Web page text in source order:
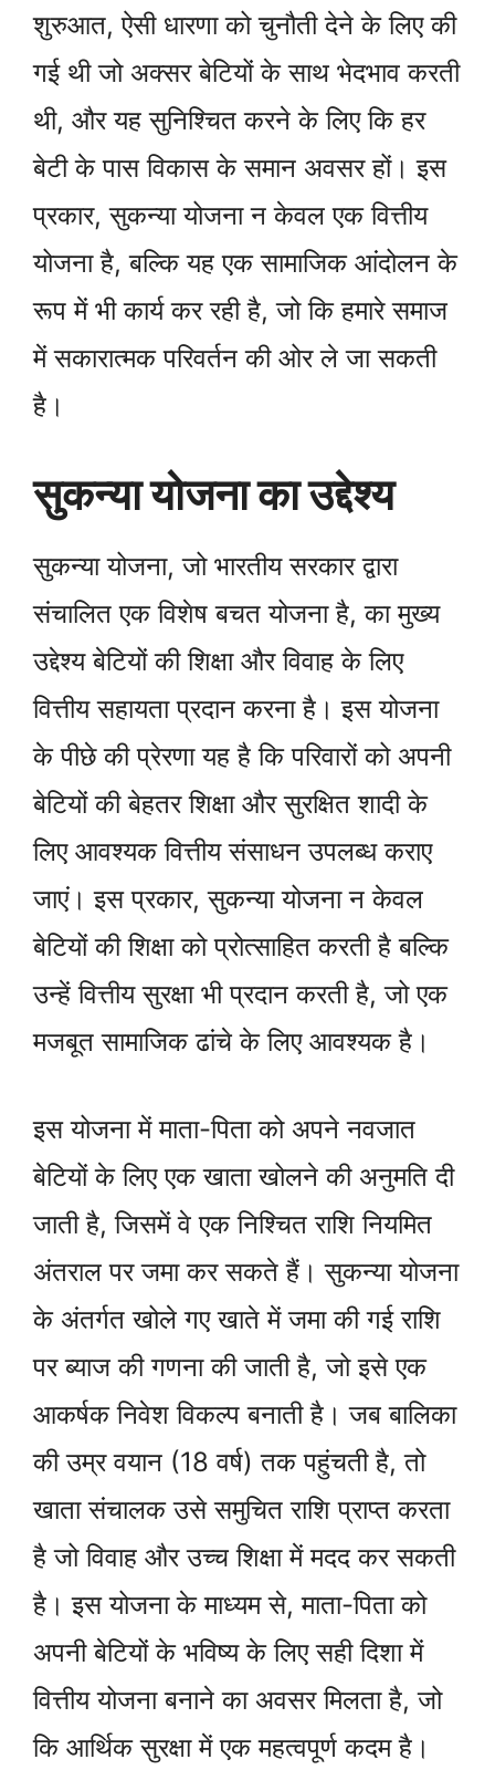
शुरुआत, ऐसी धारणा को चुनौती देने के लिए की
गई थी जो अक्सर बेटियों के साथ भेदभाव करती
थी, और यह सुनिश्चित करने के लिए कि हर
बेटी के पास विकास के समान अवसर हों। इस
प्रकार, सुकन्या योजना न केवल एक वित्तीय
योजना है, बल्कि यह एक सामाजिक आंदोलन के
रूप में भी कार्य कर रही है, जो कि हमारे समाज
में सकारात्मक परिवर्तन की ओर ले जा सकती
है।
सुकन्या योजना का उद्देश्य
सुकन्या योजना, जो भारतीय सरकार द्वारा
संचालित एक विशेष बचत योजना है, का मुख्य
उद्देश्य बेटियों की शिक्षा और विवाह के लिए
वित्तीय सहायता प्रदान करना है। इस योजना
के पीछे की प्रेरणा यह है कि परिवारों को अपनी
बेटियों की बेहतर शिक्षा और सुरक्षित शादी के
लिए आवश्यक वित्तीय संसाधन उपलब्ध कराए
जाएं। इस प्रकार, सुकन्या योजना न केवल
बेटियों की शिक्षा को प्रोत्साहित करती है बल्कि
उन्हें वित्तीय सुरक्षा भी प्रदान करती है, जो एक
मजबूत सामाजिक ढांचे के लिए आवश्यक है।
इस योजना में माता-पिता को अपने नवजात
बेटियों के लिए एक खाता खोलने की अनुमति दी
जाती है, जिसमें वे एक निश्चित राशि नियमित
अंतराल पर जमा कर सकते हैं। सुकन्या योजना
के अंतर्गत खोले गए खाते में जमा की गई राशि
पर ब्याज की गणना की जाती है, जो इसे एक
आकर्षक निवेश विकल्प बनाती है। जब बालिका
की उम्र वयान (18 वर्ष) तक पहुंचती है, तो
खाता संचालक उसे समुचित राशि प्राप्त करता
है जो विवाह और उच्च शिक्षा में मदद कर सकती
है। इस योजना के माध्यम से, माता-पिता को
अपनी बेटियों के भविष्य के लिए सही दिशा में
वित्तीय योजना बनाने का अवसर मिलता है, जो
कि आर्थिक सुरक्षा में एक महत्वपूर्ण कदम है।